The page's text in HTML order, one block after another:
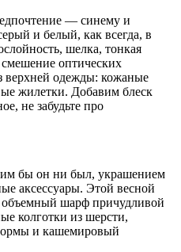
— синему и
и белый, как всегда, в
шелка, тонкая
оптических
верхней одежды: кожаные
жилетки. Добавим блеск
не забудьте про
бы он ни был, украшением
аксессуары. Этой весной
объемный шарф причудливой
колготки из шерсти,
и кашемировый